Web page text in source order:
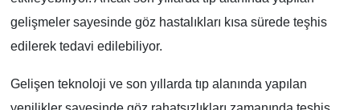
gelişmeler sayesinde göz hastalıkları kısa sürede teşhis
edilerek tedavi edilebiliyor.
Gelişen teknoloji ve son yıllarda tıp alanında yapılan